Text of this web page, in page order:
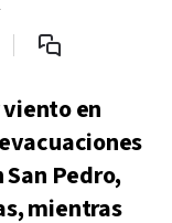
en
Pedro,
mientras